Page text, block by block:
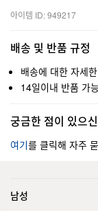
아이템 ID: 949217
배송 및 반품 규정
배송에 대한 자세
14일이내 반품 가
궁금한 점이 있으
여기를 클릭해 자주
남성